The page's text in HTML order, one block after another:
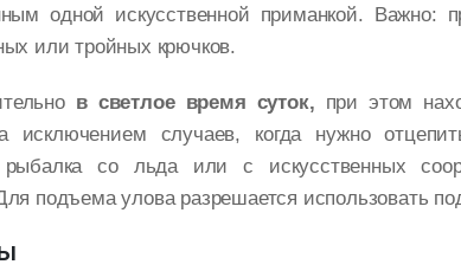
одной искусственной приманкой. Важно:
или тройных крючков.
в светлое время суток, при этом
исключением случаев, когда нужно
рыбалка со льда или с искусственных
подъема улова разрешается использовать